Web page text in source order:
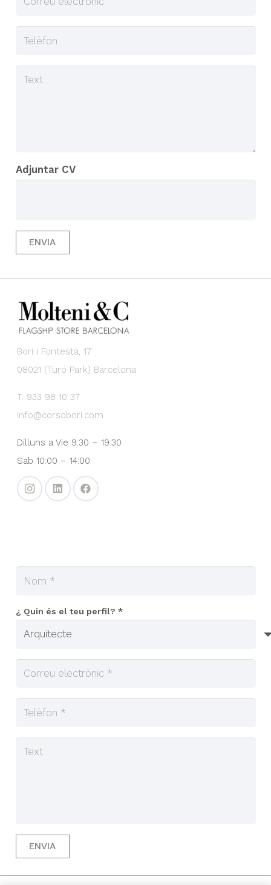
Adjuntar CV
ENVIA
Bori i Fontestà, 17
08021 (Turó Park) Barcelona
T. 933 98 10 37
info@corsobori.com
Dilluns a Vie 9:30 – 19:30
Sab 10:00 – 14:00
¿ Quin és el teu perfil? *
ENVIA